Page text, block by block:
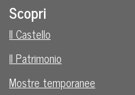
Scopri
Il Castello
Il Patrimonio
Mostre temporanee